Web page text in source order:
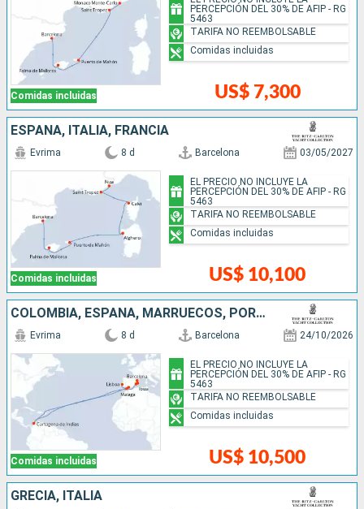
Comidas incluidas US$ 7,300
PERCEPCIÓN DEL 30% DE AFIP - RG
5463
TARIFA NO REEMBOLSABLE
Comidas incluidas
ESPAÑA, ITALIA, FRANCIA
Comidas incluidas
Evrima 8 d Barcelona 03/05/2027
US$ 10,100
EL PRECIO NO INCLUYE LA
PERCEPCIÓN DEL 30% DE AFIP - RG
5463
TARIFA NO REEMBOLSABLE
Comidas incluidas
COLOMBIA, ESPAÑA, MARRUECOS, PORTUGAL
Comidas incluidas
Evrima 8 d Barcelona 24/10/2026
US$ 10,500
EL PRECIO NO INCLUYE LA
PERCEPCIÓN DEL 30% DE AFIP - RG
5463
TARIFA NO REEMBOLSABLE
Comidas incluidas
GRECIA, ITALIA